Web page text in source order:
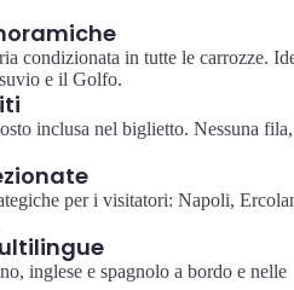
condizionata in tutte le carrozze.
e il Golfo.
inclusa nel biglietto. Nessuna fila,
per i visitatori: Napoli,
inglese e spagnolo a bordo e nelle